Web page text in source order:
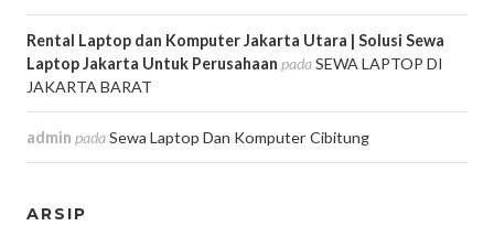
Rental Laptop dan Komputer Jakarta Utara | Solusi Sewa
Laptop Jakarta Untuk Perusahaan padaSEWA LAPTOP DI
JAKARTA BARAT
admin padaSewa Laptop Dan Komputer Cibitung
ARSIP